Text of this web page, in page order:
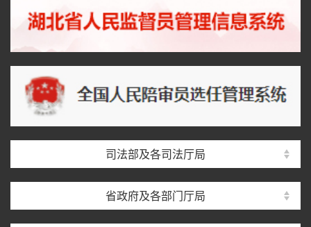
司法部及各司法厅局
省政府及各部门厅局